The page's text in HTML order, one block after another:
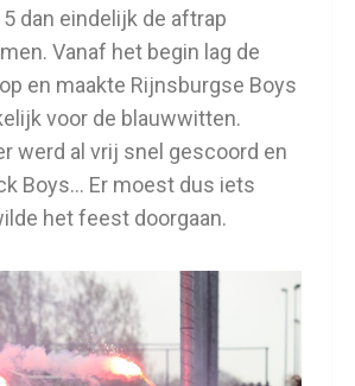
dan eindelijk de aftrap
Vanaf het begin lag de
en maakte Rijnsburgse Boys
voor de blauwwitten.
werd al vrij snel gescoord en
Boys… Er moest dus iets
het feest doorgaan.